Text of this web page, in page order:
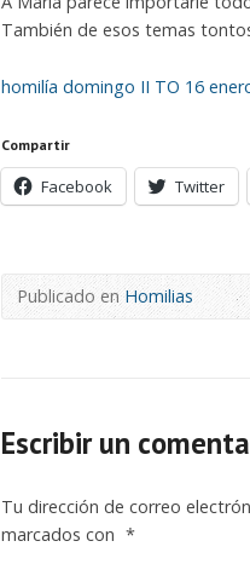
También de esos temas
homilía domingo II TO 16
Compartir
Facebook Twitter
Publicado enHomilias
Escribir un
Tu dirección de correo
marcados con *